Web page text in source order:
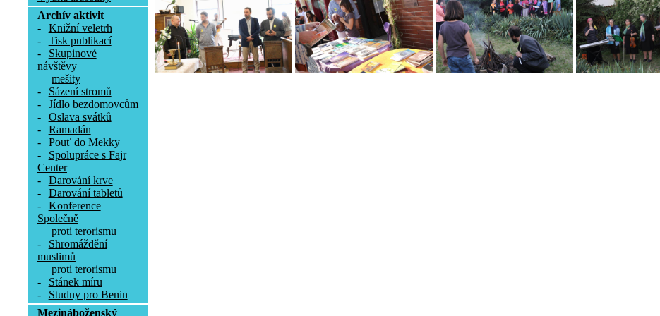
Archív aktivit
-
Knižní veletrh
-
Tisk publikací
-
Skupinové
návštěvy
mešity
-
Sázení stromů
-
Jídlo bezdomovcům
-
Oslava svátků
-
Ramadán
-
Pouť do Mekky
-
Spolupráce s Fajr
Center
-
Darování krve
-
Darování tabletů
-
Konference
Společně
proti terorismu
-
Shromáždění
muslimů
proti terorismu
-
Stánek míru
-
Studny pro Benin
Mezináboženský